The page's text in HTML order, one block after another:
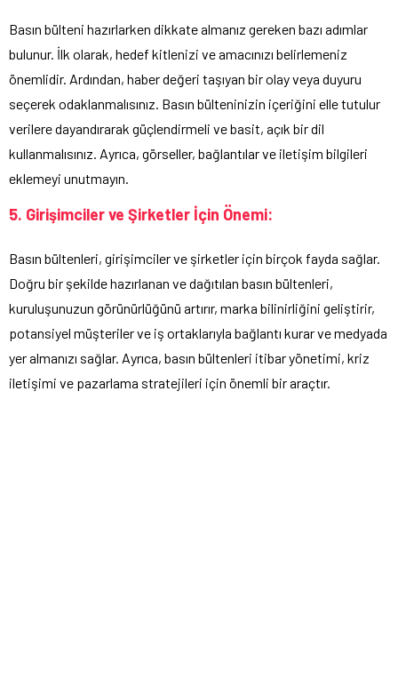
Basın bülteni hazırlarken dikkate almanız gereken bazı adımlar
bulunur. İlk olarak, hedef kitlenizi ve amacınızı belirlemeniz
önemlidir. Ardından, haber değeri taşıyan bir olay veya duyuru
seçerek odaklanmalısınız. Basın bülteninizin içeriğini elle tutulur
verilere dayandırarak güçlendirmeli ve basit, açık bir dil
kullanmalısınız. Ayrıca, görseller, bağlantılar ve iletişim bilgileri
eklemeyi unutmayın.
5. Girişimciler ve Şirketler İçin Önemi:
Basın bültenleri, girişimciler ve şirketler için birçok fayda sağlar.
Doğru bir şekilde hazırlanan ve dağıtılan basın bültenleri,
kuruluşunuzun görünürlüğünü artırır, marka bilinirliğini geliştirir,
potansiyel müşteriler ve iş ortaklarıyla bağlantı kurar ve medyada
yer almanızı sağlar. Ayrıca, basın bültenleri itibar yönetimi, kriz
iletişimi ve pazarlama stratejileri için önemli bir araçtır.